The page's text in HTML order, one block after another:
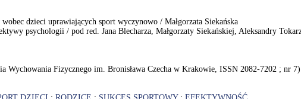
dzieci uprawiających sport wyczynowo / Małgorzata Siekańska
psychologii / pod red. Jana Blecharza, Małgorzaty Siekańskiej, Aleksandry
Wychowania Fizycznego im. Bronisława Czecha w Krakowie, ISSN 2082-7202 ; nr 7)